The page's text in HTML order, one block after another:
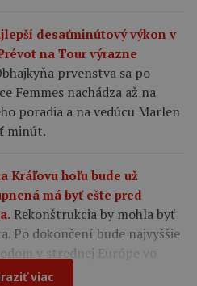
desaťminútový výkon v
na Tour výrazne
prvenstva sa po
Femmes nachádza až na
poradia a na vedúcu Marlen
minút.
Kráľovu hoľu bude už
má byť ešte pred
Rekonštrukcia by mohla byť
Po dokončení bude najvyššie
v strednej Európe vo
viac